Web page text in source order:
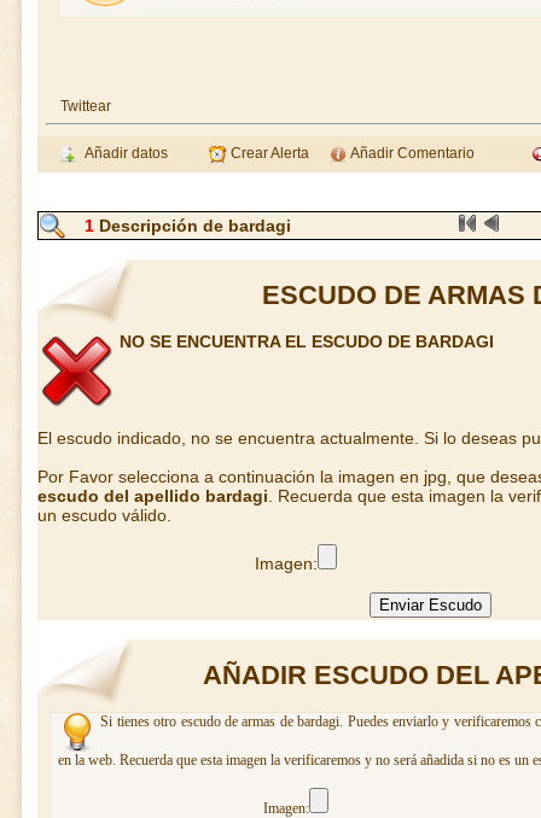
Twittear
Añadir datos Crear Alerta Añadir Comentario
1 Descripción de bardagi
ESCUDO DE ARMAS
NO SE ENCUENTRA EL ESCUDO DE BARDAGI
El escudo indicado, no se encuentra actualmente. Si lo deseas
Por Favor selecciona a continuación la imagen en jpg, que
escudo del apellido bardagi . Recuerda que esta imagen la
un escudo válido.
Imagen:
AÑADIR ESCUDO DEL
Si tienes otro escudo de armas de bardagi. Puedes enviarlo y
en la web. Recuerda que esta imagen la verificaremos y no será añadida si no es un
Imagen: